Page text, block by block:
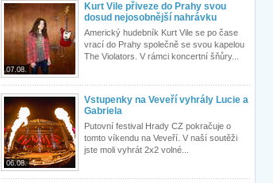
07.08.
Kurt Vile přiveze do Prahy svou
dosud nejosobnější nahrávku
Americký hudebník Kurt Vile se po čase
vrací do Prahy společně se svou kapelou
The Violators. V rámci koncertní šňůry...
06.08.
Vstupenky na Veveří vyhrály Lucie a
Gabriela
Putovní festival Hrady CZ pokračuje o
tomto víkendu na Veveří. V naší soutěži
jste moli vyhrát 2x2 volné...